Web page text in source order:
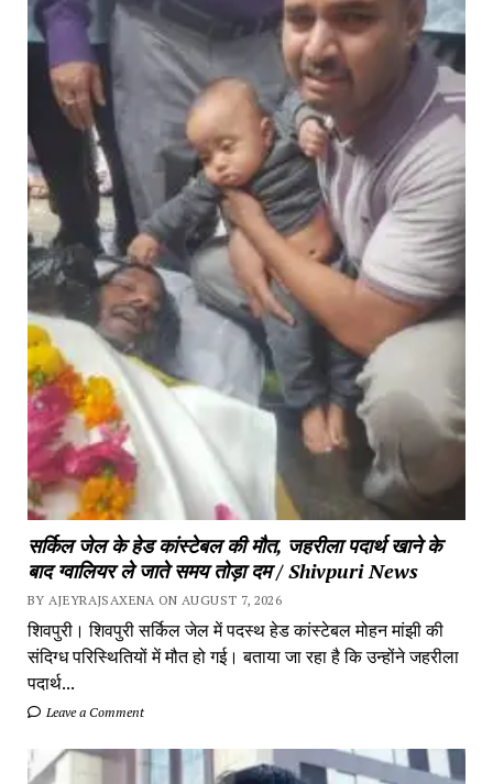
सर्किल जेल के हेड कांस्टेबल की मौत, जहरीला पदार्थ खाने के
बाद ग्वालियर ले जाते समय तोड़ा दम / Shivpuri News
BY AJEYRAJSAXENA ON AUGUST 7, 2026
शिवपुरी। शिवपुरी सर्किल जेल में पदस्थ हेड कांस्टेबल मोहन मांझी की
संदिग्ध परिस्थितियों में मौत हो गई। बताया जा रहा है कि उन्होंने जहरीला
पदार्थ...
Leave a Comment